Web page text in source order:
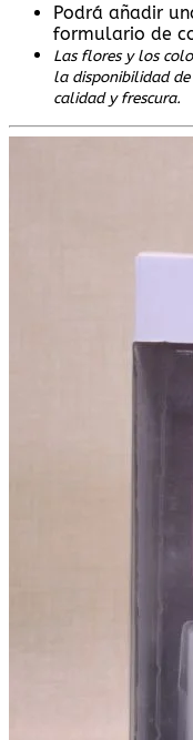
Podrá añadir
formulario de
Las flores y los
la disponibilidad
calidad y frescura.